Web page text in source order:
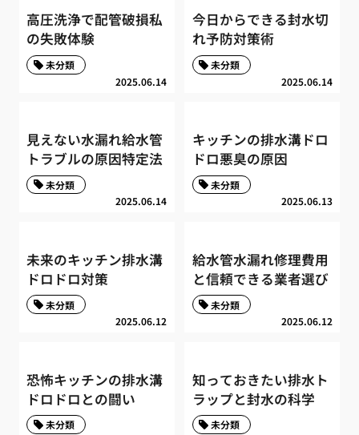
高圧洗浄で配管破損私
の失敗体験
2025.06.14
未分類
今日からできる封水切
れ予防対策術
2025.06.14
未分類
見えない水漏れ給水管
トラブルの原因特定法
2025.06.14
未分類
キッチンの排水溝ドロ
ドロ悪臭の原因
2025.06.13
未分類
未来のキッチン排水溝
ドロドロ対策
2025.06.12
未分類
給水管水漏れ修理費用
と信頼できる業者選び
2025.06.12
未分類
恐怖キッチンの排水溝
ドロドロとの闘い
未分類
知っておきたい排水ト
ラップと封水の科学
未分類